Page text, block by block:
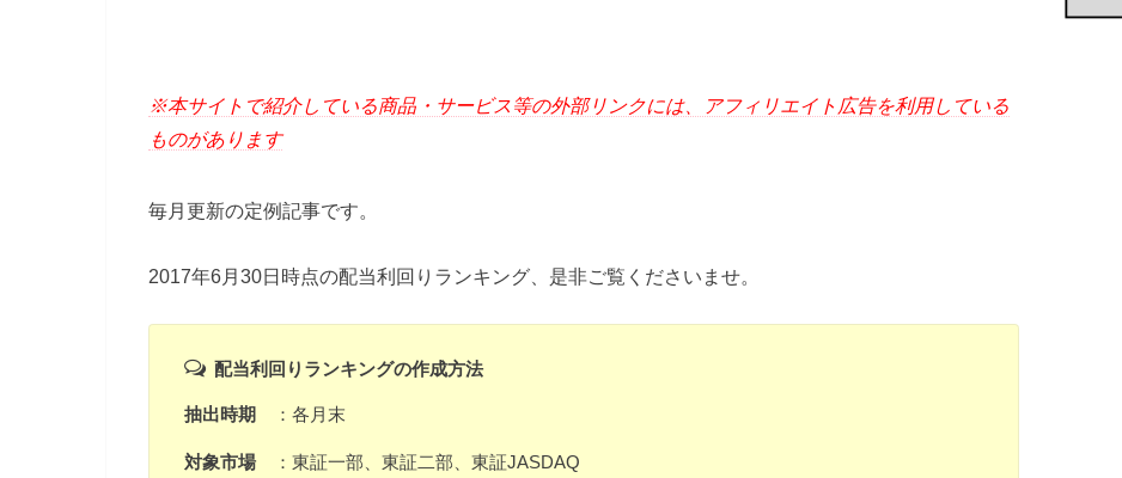
※本サイトで紹介している商品・サービス等の外部リンクには、アフィリエイト広告を利用している
ものがあります
毎月更新の定例記事です。
2017年6月30日時点の配当利回りランキング、是非ご覧くださいませ。
配当利回りランキングの作成方法
抽出時期 ：各月末
対象市場 ：東証一部、東証二部、東証JASDAQ